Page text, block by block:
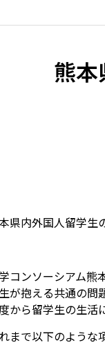
熊
県内外国人留学生
コンソーシアム熊
が抱える共通の問
から留学生の生活
まで以下のような